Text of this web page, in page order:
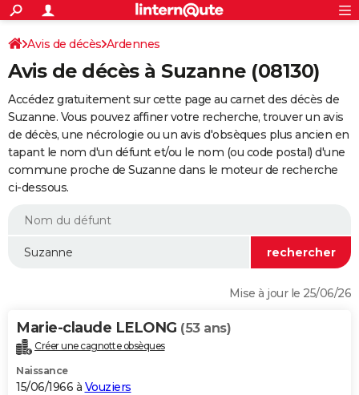
ACTUALITÉS
Politique
Société
Faits Divers
Education
Monde
Villes
+
SPORT
Coupe du monde 2026
Football
Tennis
Cyclisme
Rugby
Forum
Programme TV
TNT
Streaming
Cinéma
Sorties cinéma
Musique
+
FINANCE
Retraite
Epargne
Immobilier
Risques naturels par ville
Assurance
AUTO
Essais
Réserver un essai
Citadines
Berlines
SUV
Forum auto
+HIGH-TECH
BRICOLAGE
WEEK-END
Alimentation
Guide de la santé
Maladies
Médicaments
Sommeil
VOYAGE
Destinations
City break
Voyage nature
Voyage de noces
Forum
Climat
+PHOTO
Avis de décès Ardennes
Avis de décès à Suzanne (08130)
Accédez gratuitement sur cette page au carnet des décès de
Suzanne. Vous pouvez affiner votre recherche, trouver un avis
de décès, une nécrologie ou un avis d'obsèques plus ancien en
tapant le nom d'un défunt et/ou le nom (ou code postal) d'une
commune proche de Suzanne dans le moteur de recherche
ci-dessous.
Mise à jour le 25/06/26
Marie-claude LELONG (53 ans)
Créer une cagnotte obsèques
Naissance
15/06/1966 à Vouziers